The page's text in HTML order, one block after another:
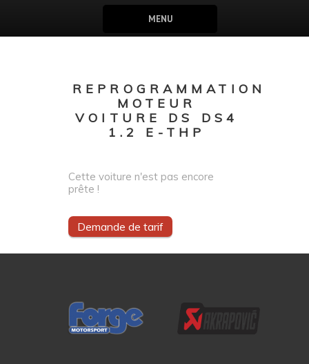
MENU
REPROGRAMMATION
MOTEUR
VOITURE DS DS4
1.2 E-THP
Cette voiture n'est pas encore
prête !
Demande de tarif